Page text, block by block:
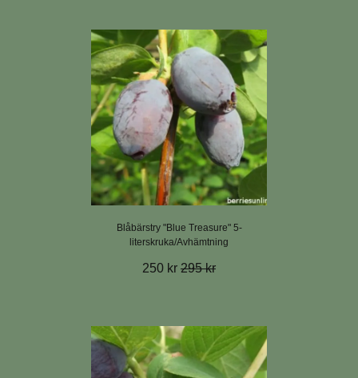
Blåbärstry "Blue Treasure" 5-
literskruka/Avhämtning
250 kr 295 kr